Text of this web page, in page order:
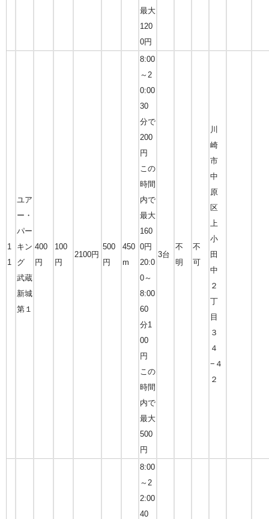
最大
120
0円
1
1
ユア
ー・
パー
キン
グ
武蔵
新城
第１
400
円
100
円
2100円
500
円
450
m
8:00
～2
0:00
30
分で
200
円
この
時間
内で
最大
160
0円
20:0
0～
8:00
60
分1
00
円
この
時間
内で
最大
500
円
3台
不
明
不
可
川
崎
市
中
原
区
上
小
田
中
２
丁
目
３
４
−４
２
8:00
～2
2:00
40